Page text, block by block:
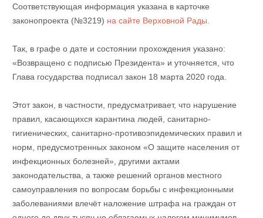
Соответствующая информация указана в карточке
законопроекта (№3219) на сайте Верховной Рады.
Так, в графе о дате и состоянии прохождения указано:
«Возвращено с подписью Президента» и уточняется, что
Глава государства подписал закон 18 марта 2020 года.
Этот закон, в частности, предусматривает, что нарушение
правил, касающихся карантина людей, санитарно-
гигиенических, санитарно-противоэпидемических правил и
норм, предусмотренных законом «О защите населения от
инфекционных болезней», другими актами
законодательства, а также решений органов местного
самоуправления по вопросам борьбы с инфекционными
заболеваниями влечёт наложение штрафа на граждан от